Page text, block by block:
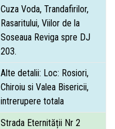
Cuza Voda, Trandafirilor,
Rasaritului, Viilor de la
Soseaua Reviga spre DJ
203.
Alte detalii: Loc: Rosiori,
Chiroiu si Valea Bisericii,
intrerupere totala
Strada Eternității Nr 2